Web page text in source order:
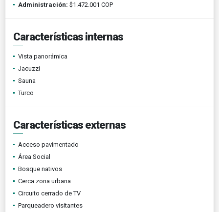
Administración: $1.472.001 COP
Características internas
Vista panorámica
Jacuzzi
Sauna
Turco
Características externas
Acceso pavimentado
Área Social
Bosque nativos
Cerca zona urbana
Circuito cerrado de TV
Parqueadero visitantes